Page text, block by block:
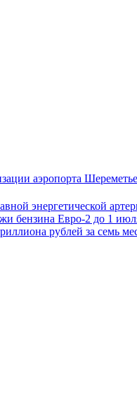
аэропорта
энергетической
бензина Евро-2 до 1
рублей за семь